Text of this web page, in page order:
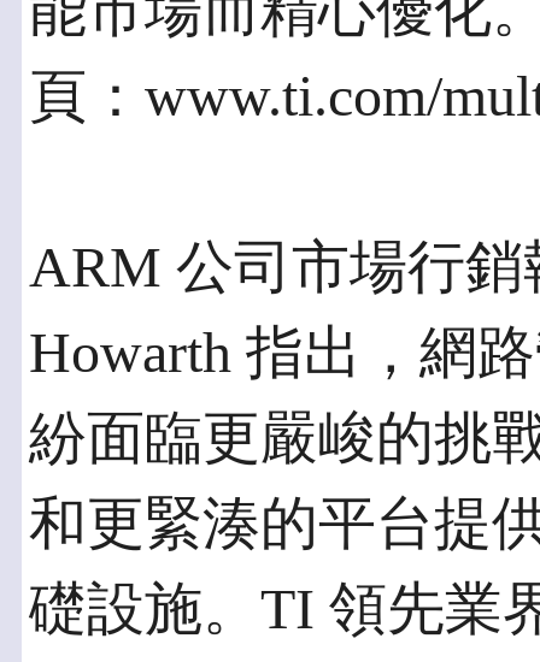
頁：www.ti.com/
ARM 公司市場行銷
Howarth 指出，網
紛面臨更嚴峻的挑
和更緊湊的平台提
礎設施。TI 領先業